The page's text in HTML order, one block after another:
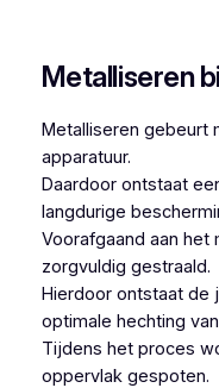
Metalliseren
Metalliseren gebeurt
apparatuur.
Daardoor ontstaat
langdurige
Voorafgaand aan
zorgvuldig gestraald.
Hierdoor ontstaat de
optimale hechting
Tijdens het proces
oppervlak gespoten.